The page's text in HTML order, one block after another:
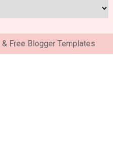
& Free Blogger Templates